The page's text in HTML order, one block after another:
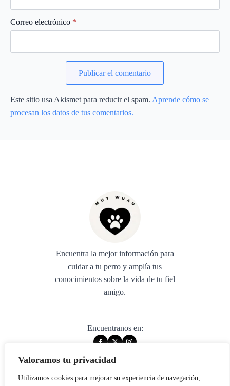
Valoramos tu privacidad
Utilizamos cookies para mejorar su experiencia de navegación,
Correo electrónico *
Este sitio usa Akismet para reducir el spam. Aprende cómo se
procesan los datos de tus comentarios.
Encuentra la mejor información para
cuidar a tu perro y amplía tus
conocimientos sobre la vida de tu fiel
amigo.
Encuentranos en: